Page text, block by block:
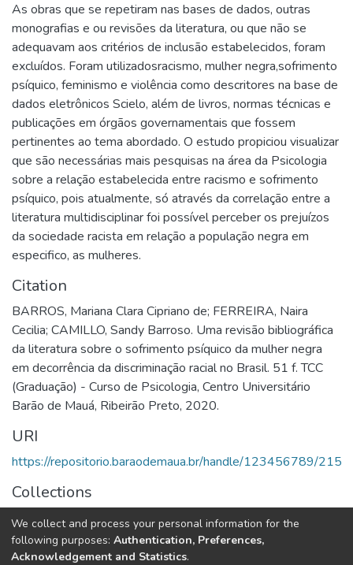
As obras que se repetiram nas bases de dados, outras
monografias e ou revisões da literatura, ou que não se
adequavam aos critérios de inclusão estabelecidos, foram
excluídos. Foram utilizadosracismo, mulher negra,sofrimento
psíquico, feminismo e violência como descritores na base de
dados eletrônicos Scielo, além de livros, normas técnicas e
publicações em órgãos governamentais que fossem
pertinentes ao tema abordado. O estudo propiciou visualizar
que são necessárias mais pesquisas na área da Psicologia
sobre a relação estabelecida entre racismo e sofrimento
psíquico, pois atualmente, só através da correlação entre a
literatura multidisciplinar foi possível perceber os prejuízos
da sociedade racista em relação a população negra em
especifico, as mulheres.
Citation
BARROS, Mariana Clara Cipriano de; FERREIRA, Naira
Cecilia; CAMILLO, Sandy Barroso. Uma revisão bibliográfica
da literatura sobre o sofrimento psíquico da mulher negra
em decorrência da discriminação racial no Brasil. 51 f. TCC
(Graduação) - Curso de Psicologia, Centro Universitário
Barão de Mauá, Ribeirão Preto, 2020.
URI
https://repositorio.baraodemaua.br/handle/123456789/215
Collections
TCC
Full item page
We collect and process your personal information for the
following purposes: Authentication, Preferences,
Acknowledgement and Statistics.